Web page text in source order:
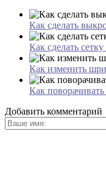
Как сделать
Как сделать
Как изменить
Как
Добавить комментарий